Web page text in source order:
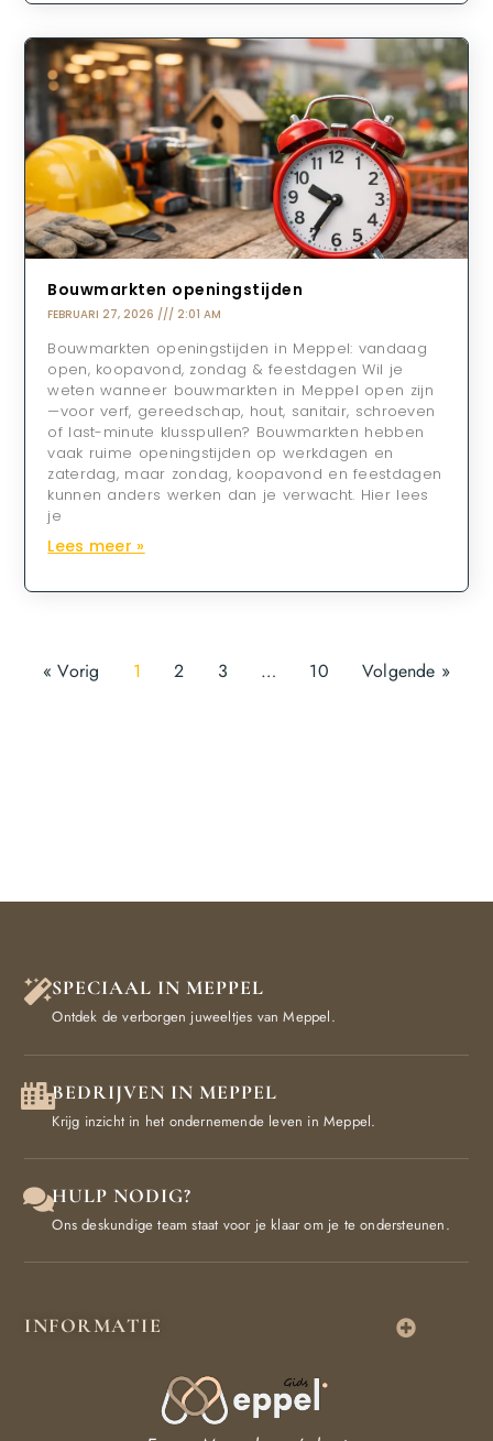
Bouwmarkten openingstijden
FEBRUARI 27, 2026 2:01 AM
Bouwmarkten openingstijden in Meppel: vandaag
open, koopavond, zondag & feestdagen Wil je
weten wanneer bouwmarkten in Meppel open zijn
—voor verf, gereedschap, hout, sanitair, schroeven
of last-minute klusspullen? Bouwmarkten hebben
vaak ruime openingstijden op werkdagen en
zaterdag, maar zondag, koopavond en feestdagen
kunnen anders werken dan je verwacht. Hier lees
je
Lees meer »
« Vorig 1 2 3 … 10 Volgende »
SPECIAAL IN MEPPEL
Ontdek de verborgen juweeltjes van Meppel.
BEDRIJVEN IN MEPPEL
Krijg inzicht in het ondernemende leven in Meppel.
HULP NODIG?
Ons deskundige team staat voor je klaar om je te ondersteunen.
INFORMATIE